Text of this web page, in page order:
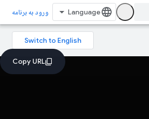
ورود به برنامه